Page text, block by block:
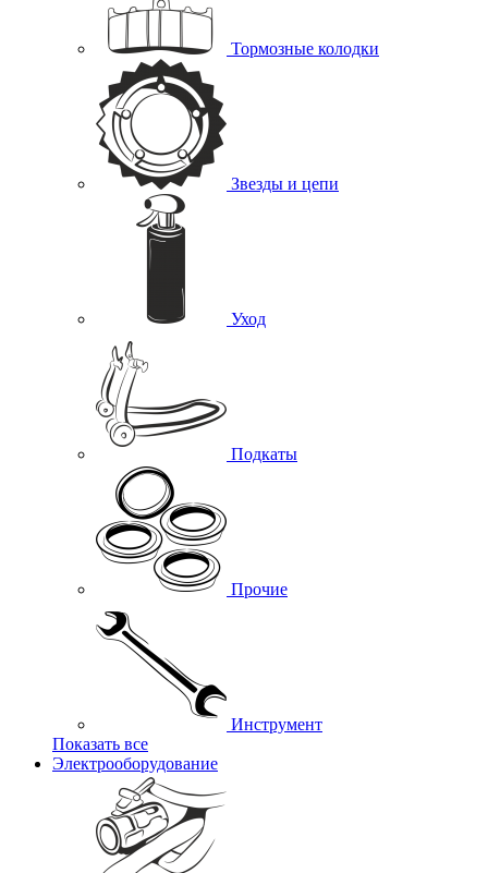
Тормозные колодки
Звезды и цепи
Уход
Подкаты
Прочие
Инструмент
Показать все
Электрооборудование